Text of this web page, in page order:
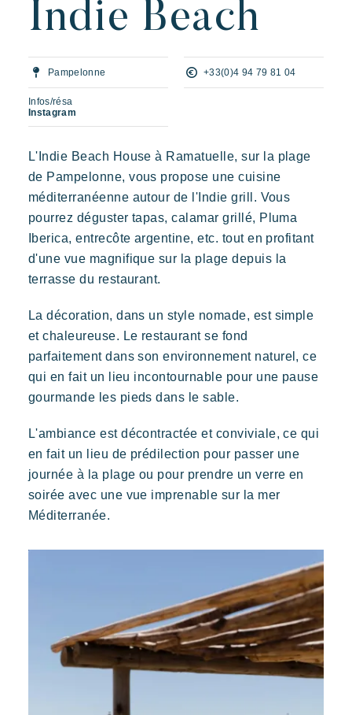
Prairies de la Mer
Dépaysement Joie Souvenir
Des Lodges d’inspiration polynésienne avec une vue
Kon Tiki
Festif Paradis tropical
Un cadre idyllique au pied de la célèbre plage de Pampelonne
Authentique
L'expérience Riviera Villages
L'ambiance des Villages
Vivre l'aventure
Profiter en famille
Evénements & festivals
L'application mobile Riviera Villages
Nous contacter
Réserver
Indie Beach
Pampelonne +33(0)4 94 79 81 04
Infos/résa
Instagram
L'Indie Beach House à Ramatuelle, sur la plage
de Pampelonne, vous propose une cuisine
méditerranéenne autour de l'Indie grill. Vous
pourrez déguster tapas, calamar grillé, Pluma
Iberica, entrecôte argentine, etc. tout en profitant
d'une vue magnifique sur la plage depuis la
terrasse du restaurant.
La décoration, dans un style nomade, est simple
et chaleureuse. Le restaurant se fond
parfaitement dans son environnement naturel, ce
qui en fait un lieu incontournable pour une pause
gourmande les pieds dans le sable.
L'ambiance est décontractée et conviviale, ce qui
en fait un lieu de prédilection pour passer une
journée à la plage ou pour prendre un verre en
soirée avec une vue imprenable sur la mer
Méditerranée.